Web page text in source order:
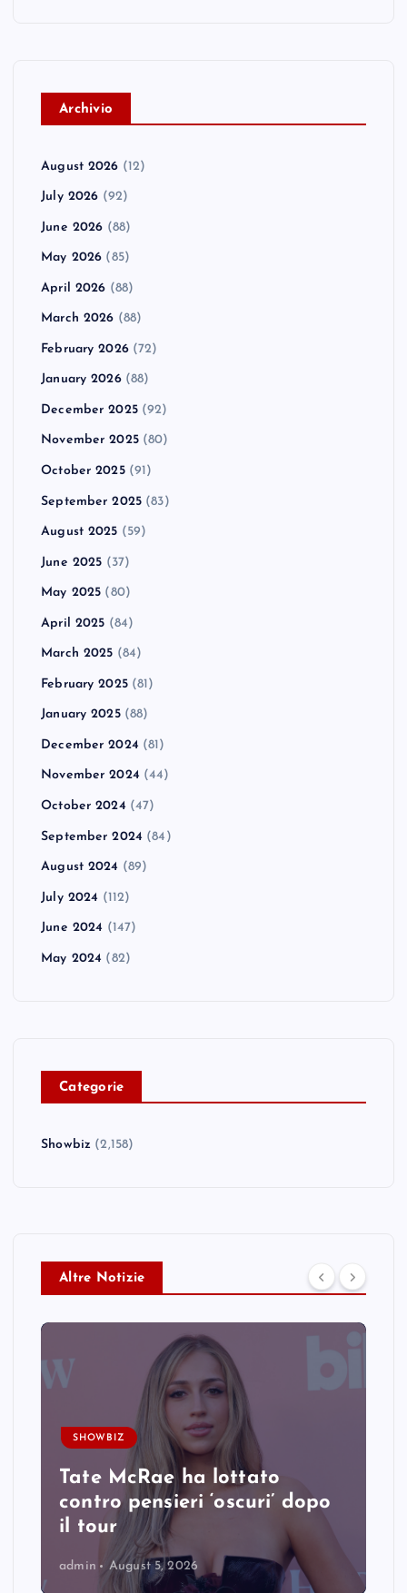
Archivio
August 2026 (12)
July 2026 (92)
June 2026 (88)
May 2026 (85)
April 2026 (88)
March 2026 (88)
February 2026(72)
January 2026(88)
December 2025(92)
November 2025(80)
October 2025(91)
September 2025 (83)
August 2025 (59)
June 2025 (37)
May 2025 (80)
April 2025 (84)
March 2025 (84)
February 2025(81)
January 2025(88)
December 2024 (81)
November 2024 (44)
October 2024 (47)
September 2024 (84)
August 2024 (89)
July 2024 (112)
June 2024 (147)
May 2024 (82)
Categorie
Showbiz (2,158)
Altre Notizie
SHOWBIZ
Tate McRae ha lottato
contro pensieri ‘oscuri’ dopo
il tour
admin August 5, 2026